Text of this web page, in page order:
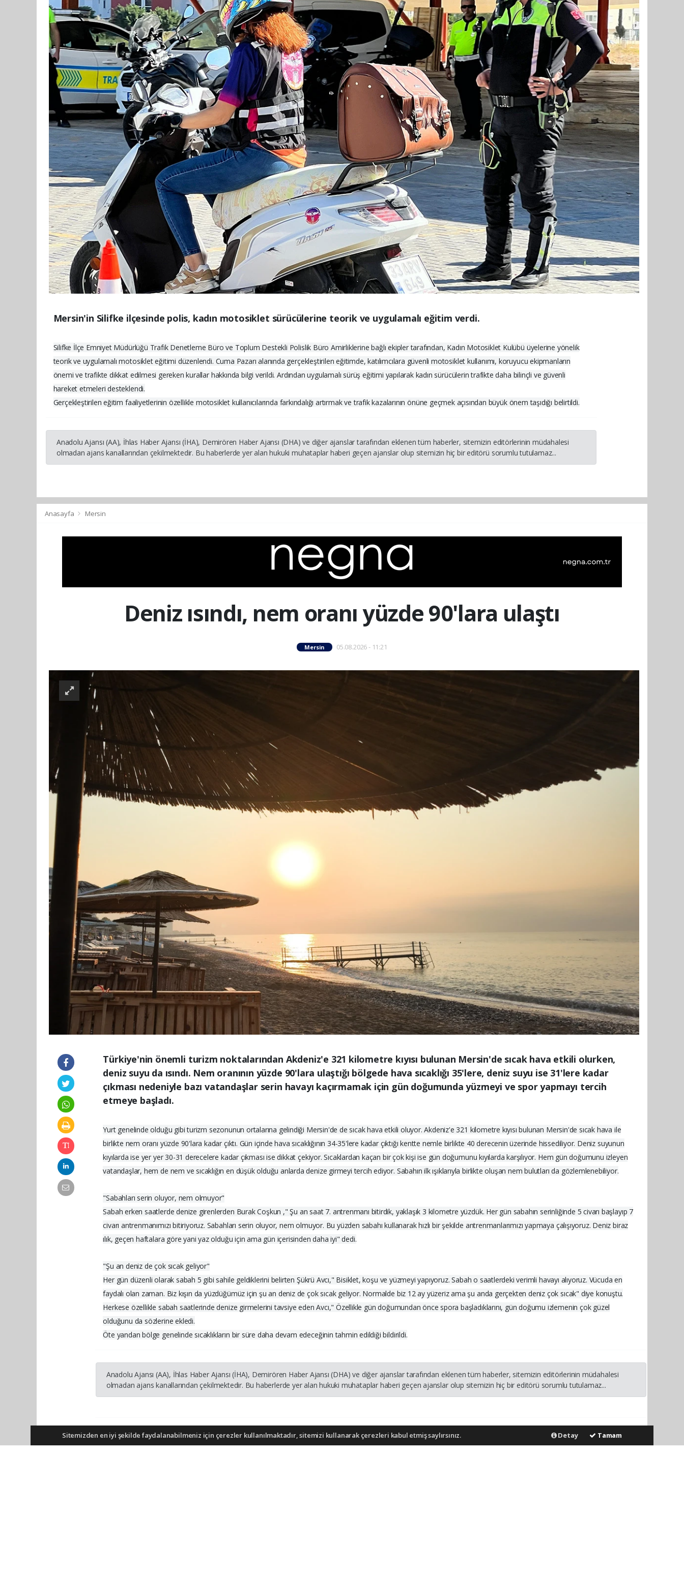
Mersin'in Silifke ilçesinde polis, kadın motosiklet sürücülerine teorik ve uygulamalı eğitim verdi.
Silifke İlçe Emniyet Müdürlüğü Trafik Denetleme Büro ve Toplum Destekli Polislik Büro Amirliklerine bağlı ekipler tarafından, Kadın Motosiklet Kulübü üyelerine yönelik
teorik ve uygulamalı motosiklet eğitimi düzenlendi. Cuma Pazarı alanında gerçekleştirilen eğitimde, katılımcılara güvenli motosiklet kullanımı, koruyucu ekipmanların
önemi ve trafikte dikkat edilmesi gereken kurallar hakkında bilgi verildi. Ardından uygulamalı sürüş eğitimi yapılarak kadın sürücülerin trafikte daha bilinçli ve güvenli
hareket etmeleri desteklendi.
Gerçekleştirilen eğitim faaliyetlerinin özellikle motosiklet kullanıcılarında farkındalığı artırmak ve trafik kazalarının önüne geçmek açısından büyük önem taşıdığı belirtildi.
Anadolu Ajansı (AA), İhlas Haber Ajansı (İHA), Demirören Haber Ajansı (DHA) ve diğer ajanslar tarafından eklenen tüm haberler, sitemizin editörlerinin müdahalesi
olmadan ajans kanallarından çekilmektedir. Bu haberlerde yer alan hukuki muhataplar haberi geçen ajanslar olup sitemizin hiç bir editörü sorumlu tutulamaz...
Anasayfa Mersin
Deniz ısındı, nem oranı yüzde 90'lara ulaştı
Mersin 05.08.2026 - 11:21
Türkiye'nin önemli turizm noktalarından Akdeniz'e 321 kilometre kıyısı bulunan Mersin'de sıcak hava etkili olurken,
deniz suyu da ısındı. Nem oranının yüzde 90'lara ulaştığı bölgede hava sıcaklığı 35'lere, deniz suyu ise 31'lere kadar
çıkması nedeniyle bazı vatandaşlar serin havayı kaçırmamak için gün doğumunda yüzmeyi ve spor yapmayı tercih
etmeye başladı.
Yurt genelinde olduğu gibi turizm sezonunun ortalarına gelindiği Mersin'de de sıcak hava etkili oluyor. Akdeniz'e 321 kilometre kıyısı bulunan Mersin'de sıcak hava ile
birlikte nem oranı yüzde 90'lara kadar çıktı. Gün içinde hava sıcaklığının 34-35'lere kadar çıktığı kentte nemle birlikte 40 derecenin üzerinde hissediliyor. Deniz suyunun
kıyılarda ise yer yer 30-31 derecelere kadar çıkması ise dikkat çekiyor. Sıcaklardan kaçan bir çok kişi ise gün doğumunu kıyılarda karşılıyor. Hem gün doğumunu izleyen
vatandaşlar, hem de nem ve sıcaklığın en düşük olduğu anlarda denize girmeyi tercih ediyor. Sabahın ilk ışıklarıyla birlikte oluşan nem bulutları da gözlemlenebiliyor.
"Sabahları serin oluyor, nem olmuyor"
Sabah erken saatlerde denize girenlerden Burak Coşkun ," Şu an saat 7. antrenmanı bitirdik, yaklaşık 3 kilometre yüzdük. Her gün sabahın serinliğinde 5 civarı başlayıp 7
civarı antrenmanımızı bitiriyoruz. Sabahları serin oluyor, nem olmuyor. Bu yüzden sabahı kullanarak hızlı bir şekilde antrenmanlarımızı yapmaya çalışıyoruz. Deniz biraz
ılık, geçen haftalara göre yani yaz olduğu için ama gün içerisinden daha iyi" dedi.
"Şu an deniz de çok sıcak geliyor"
Her gün düzenli olarak sabah 5 gibi sahile geldiklerini belirten Şükrü Avcı," Bisiklet, koşu ve yüzmeyi yapıyoruz. Sabah o saatlerdeki verimli havayı alıyoruz. Vücuda en
faydalı olan zaman. Biz kışın da yüzdüğümüz için şu an deniz de çok sıcak geliyor. Normalde biz 12 ay yüzeriz ama şu anda gerçekten deniz çok sıcak" diye konuştu.
Herkese özellikle sabah saatlerinde denize girmelerini tavsiye eden Avcı," Özellikle gün doğumundan önce spora başladıklarını, gün doğumu izlemenin çok güzel
olduğunu da sözlerine ekledi.
Öte yandan bölge genelinde sıcaklıkların bir süre daha devam edeceğinin tahmin edildiği bildirildi.
Anadolu Ajansı (AA), İhlas Haber Ajansı (İHA), Demirören Haber Ajansı (DHA) ve diğer ajanslar tarafından eklenen tüm haberler, sitemizin editörlerinin müdahalesi
olmadan ajans kanallarından çekilmektedir. Bu haberlerde yer alan hukuki muhataplar haberi geçen ajanslar olup sitemizin hiç bir editörü sorumlu tutulamaz...
Okuyucu Yorumları(0)
Sitemizden en iyi şekilde faydalanabilmeniz için çerezler kullanılmaktadır, sitemizi kullanarak çerezleri kabul etmiş saylırsınız. Detay Tamam